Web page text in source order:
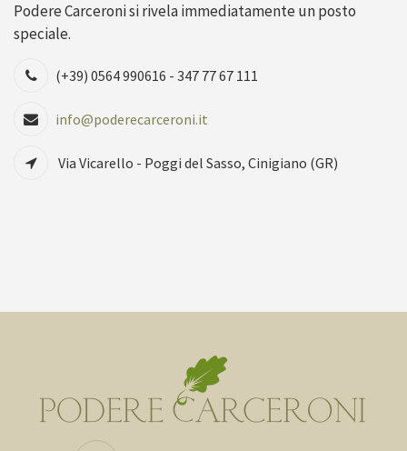
Podere Carceroni si rivela immediatamente un posto
speciale.
(+39) 0564 990616 - 347 77 67 111
info@poderecarceroni.it
Via Vicarello - Poggi del Sasso, Cinigiano (GR)